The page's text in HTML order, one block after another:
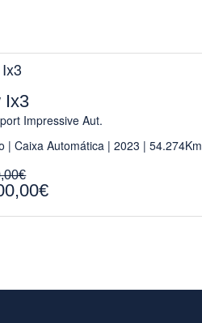
Ix3
Impressive Aut.
| Caixa Automática | 2023 | 54.274Km